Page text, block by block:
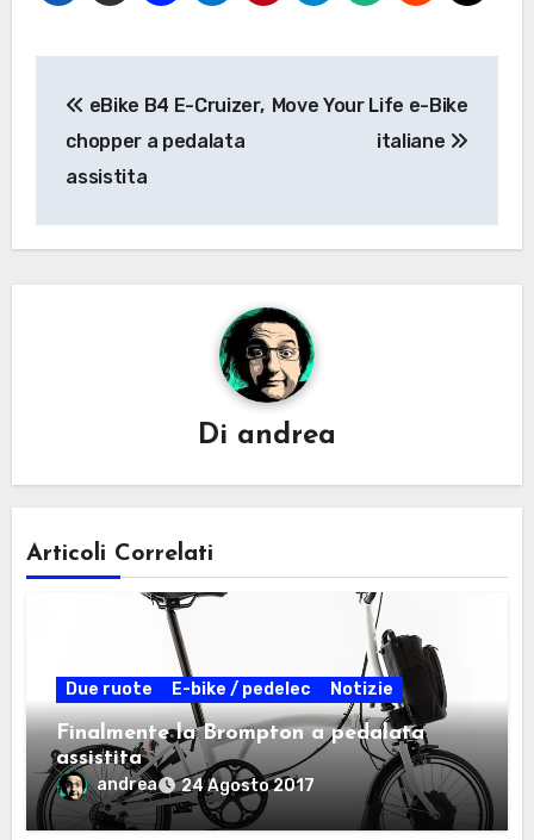
articoli
eBike B4 E-Cruizer,
chopper a pedalata
assistita
Move Your Life e-Bike
italiane
Di andrea
Articoli Correlati
Due ruote E-bike / pedelec Notizie
Finalmente la Brompton a pedalata
assistita
andrea 24 Agosto 2017